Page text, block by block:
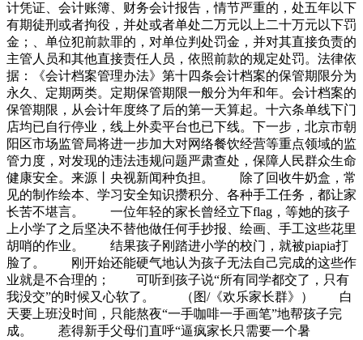
计凭证、会计账簿、财务会计报告，情节严重的，处五年以下
有期徒刑或者拘役，并处或者单处二万元以上二十万元以下罚
金；、单位犯前款罪的，对单位判处罚金，并对其直接负责的
主管人员和其他直接责任人员，依照前款的规定处罚。法律依
据：《会计档案管理办法》第十四条会计档案的保管期限分为
永久、定期两类。定期保管期限一般分为年和年。会计档案的
保管期限，从会计年度终了后的第一天算起。十六条单线下门
店均已自行停业，线上外卖平台也已下线。下一步，北京市朝
阳区市场监管局将进一步加大对网络餐饮经营等重点领域的监
管力度，对发现的违法违规问题严肃查处，保障人民群众生命
健康安全。来源丨央视新闻种负担。 除了回收牛奶盒，常
见的制作绘本、学习安全知识攒积分、各种手工任务，都让家
长苦不堪言。 一位年轻的家长曾经立下flag，等她的孩子
上小学了之后坚决不替他做任何手抄报、绘画、手工这些花里
胡哨的作业。 结果孩子刚踏进小学的校门，就被piapia打
脸了。 刚开始还能硬气地认为孩子无法自己完成的这些作
业就是不合理的； 可听到孩子说“所有同学都交了，只有
我没交”的时候又心软了。 （图/《欢乐家长群》） 白
天要上班没时间，只能熬夜“一手咖啡一手画笔”地帮孩子完
成。 惹得新手父母们直呼“逼疯家长只需要一个暑